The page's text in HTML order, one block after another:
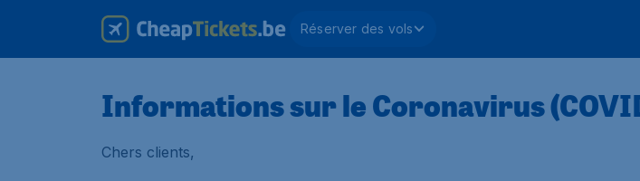
Réserver des vols
Informations sur le Coronavirus
Chers clients,